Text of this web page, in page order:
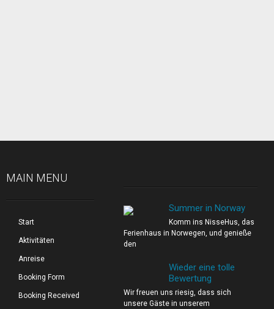
MAIN MENU
Start
Aktivitäten
Anreise
Booking Form
Booking Received
Summer in Norway
Komm ins NisseHus, das
Ferienhaus in Norwegen, und genieße
den
Wieder eine tolle
Bewertung
Wir freuen uns riesig, dass sich
unsere Gäste in unserem